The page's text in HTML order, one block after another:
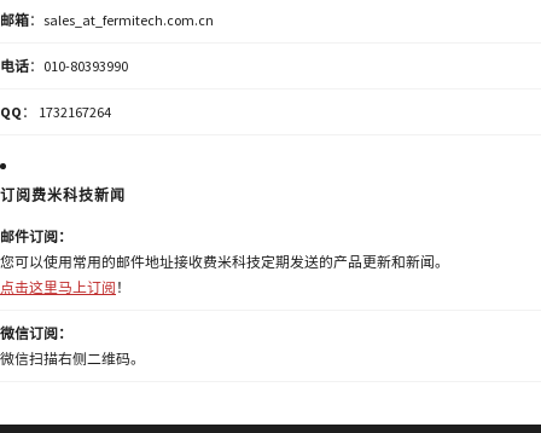
邮箱：sales_at_fermitech.com.cn
电话：010-80393990
QQ ： 1732167264
订阅费米科技新闻
邮件订阅：
您可以使用常用的邮件地址接收费米科技定期发送的产品更新和新闻。
点击这里马上订阅 ！
微信订阅：
微信扫描右侧二维码。